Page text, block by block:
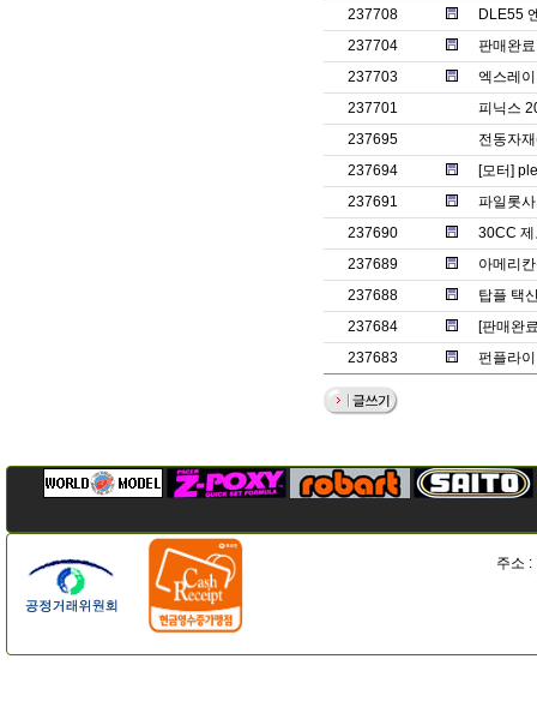
237708
DLE55
237704
판매완
237703
엑스레
237701
피닉스
237695
전동자
237694
[모터]
237691
파일롯
237690
30CC
237689
아메리
237688
탑플 택
237684
[판매완
237683
펀플라
주소